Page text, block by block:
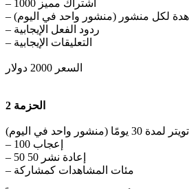
– 1000 اشتراك مميز
– ردود الفعل الإيجابية
– التعليقات الإيجابية
السعر 2000 دولار
الحزمة 2
– 100 إعجاب
– 50 إعادة نشر 50
– مئات المشاهدات كمشاركة